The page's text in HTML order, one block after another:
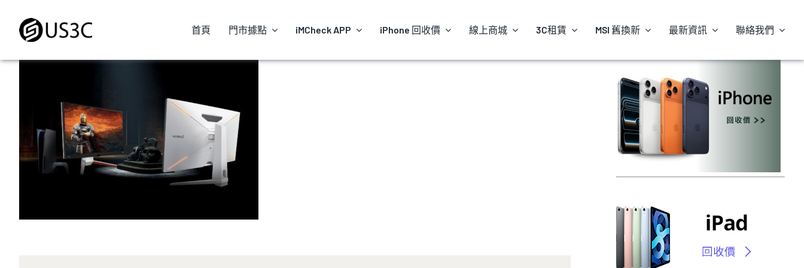
content
首頁 門市據點 iMCheck APP iPhone 回收價 線上商城 3C租賃 MSI 舊換新 最新資訊 聯絡我們